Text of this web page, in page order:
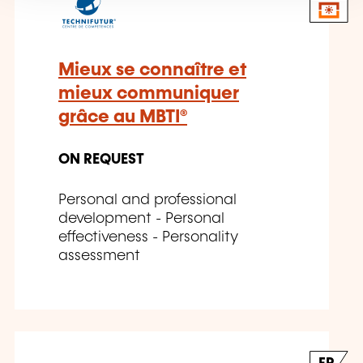
Mieux se connaître et
mieux communiquer
grâce au MBTI®
ON REQUEST
Personal and professional
development - Personal
effectiveness - Personality
assessment